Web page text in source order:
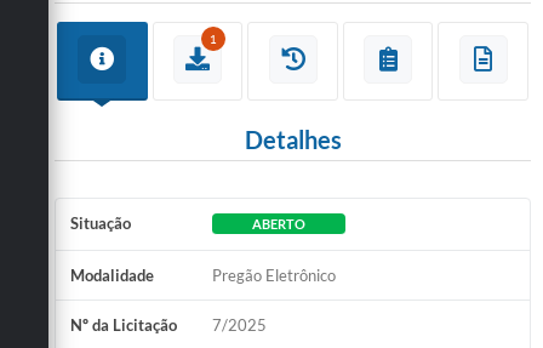
Cadastro Cultural Lei Paulo Gustavo
Turismo
Carta de Serviços
Arquivos para Download
1
Detalhes
Situação ABERTO
Modalidade Pregão Eletrônico
Nº da Licitação 7/2025